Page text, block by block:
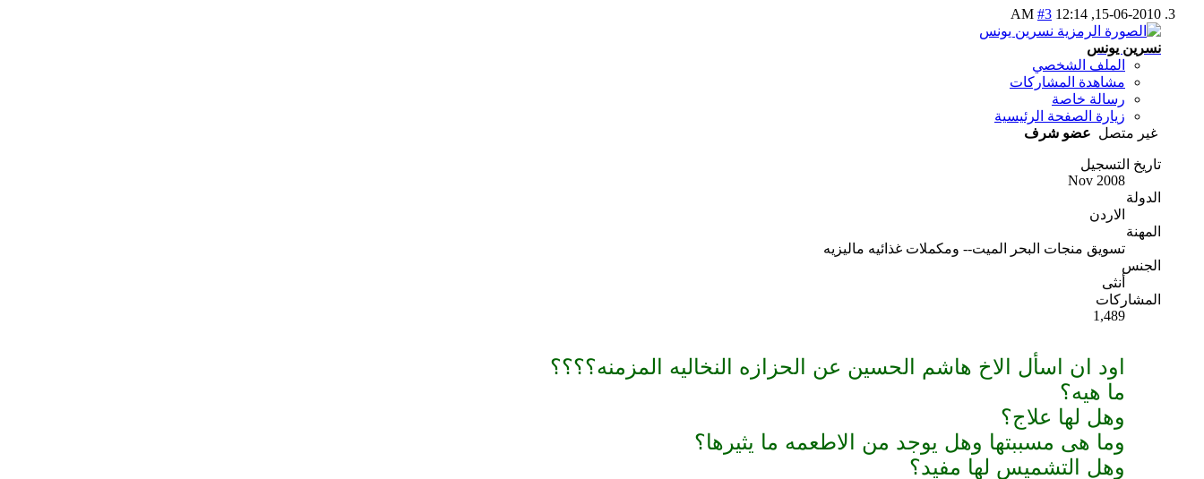
15-06-2010,
12:14 AM
#3
نسرين يونس
الملف الشخصي
مشاهدة المشاركات
رسالة خاصة
زيارة الصفحة الرئيسية
غير متصل عضو شرف
تاريخ التسجيل
Nov 2008
الدولة
الاردن
المهنة
تسويق منجات البحر الميت-- ومكملات غذائيه ماليزيه
الجنس
أنثى
المشاركات
1,489
اود ان اسأل الاخ هاشم الحسين عن الحزازه النخاليه المزمنه؟؟؟؟
ما هيه؟
وهل لها علاج؟
وما هى مسببتها وهل يوجد من الاطعمه ما يثيرها؟
وهل التشميس لها مفيد؟